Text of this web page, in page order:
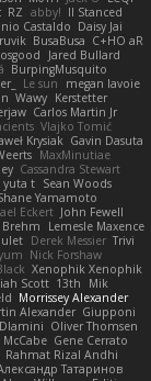
RZ abby! ll Stanced
Castaldo Daisy Jai
BusaBusa C+HO aR
Jared Bullard
BurpingMusquito
Le sun
megan lavoie
Wawy Kerstetter
Carlos Martin Jr
Vlajko Tomić
Krysiak Gavin Dasuta
MaxMinutiae
Cassandra Stewart
yuta t Sean Woods
Yamamoto
Eckert John Fewell
Brehm
Lemesle Maxence
Derek Messier Trivi
Nick Forshaw
Xenophik Xenophik
Scott 13th
Mik
Morrissey Alexander
Alexander Giupponi
Oliver Thomsen
Gene Cerrato
Rahmat Rizal Andhi
Татаринов